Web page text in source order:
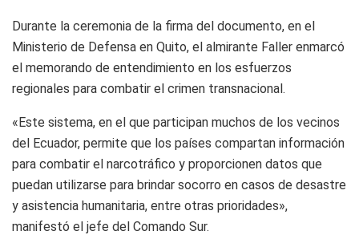
Durante la ceremonia de la firma del documento, en el
Ministerio de Defensa en Quito, el almirante Faller enmarcó
el memorando de entendimiento en los esfuerzos
regionales para combatir el crimen transnacional.
«Este sistema, en el que participan muchos de los vecinos
del Ecuador, permite que los países compartan información
para combatir el narcotráfico y proporcionen datos que
puedan utilizarse para brindar socorro en casos de desastre
y asistencia humanitaria, entre otras prioridades»,
manifestó el jefe del Comando Sur.